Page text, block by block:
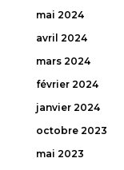
mai 2024
avril 2024
mars 2024
février 2024
janvier 2024
octobre 2023
mai 2023